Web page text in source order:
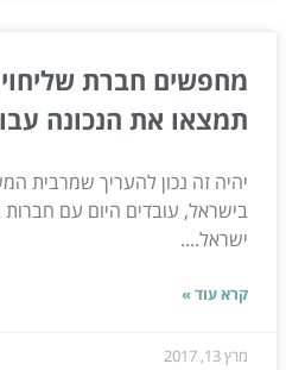
מחפשים חברת
תמצאו את הנכונה
יהיה זה נכון להעריך שמרבית
בישראל, עובדים היום עם חברות
ישראל....
קרא עוד »
מרץ 13, 2017